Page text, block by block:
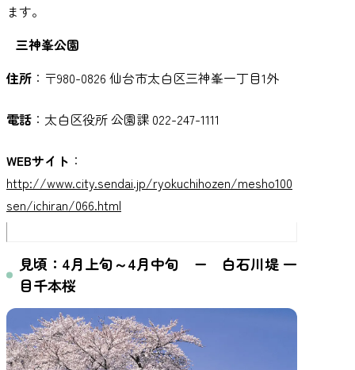
ます。
三神峯公園
住所 ：〒980-0826 仙台市太白区三神峯一丁目1外
電話 ：太白区役所 公園課 022-247-1111
WEBサイト ：
http://www.city.sendai.jp/ryokuchihozen/mesho100
sen/ichiran/066.html
見頃：4月上旬～4月中旬 ー 白石川堤 一
目千本桜